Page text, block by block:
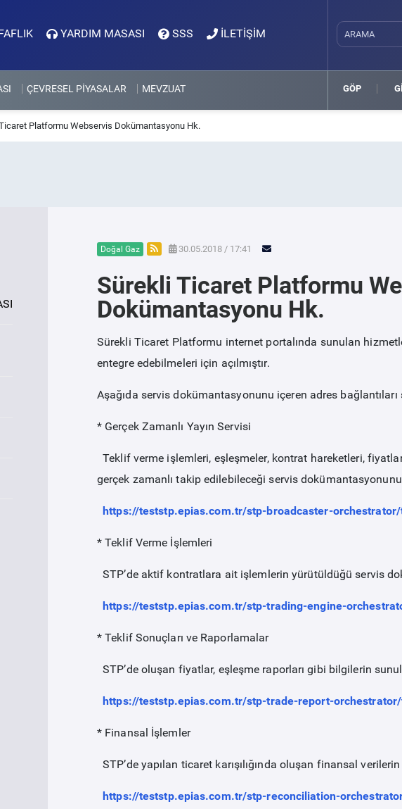
YARDIM MASASI SSS İLETİŞİM
ÇEVRESEL PİYASALAR MEVZUAT GÖP
Platformu Webservis Dokümantasyonu Hk.
Doğal Gaz 30.05.2018 / 17:41
Sürekli Ticaret Platformu
Dokümantasyonu Hk.
Sürekli Ticaret Platformu internet portalında sunulan
entegre edebilmeleri için açılmıştır.
Aşağıda servis dokümantasyonunu içeren adres bağlantıları
* Gerçek Zamanlı Yayın Servisi
Teklif verme işlemleri, eşleşmeler, kontrat hareketleri,
gerçek zamanlı takip edilebileceği servis
https://teststp.epias.com.tr/stp-broadcaster-
* Teklif Verme İşlemleri
STP’de aktif kontratlara ait işlemlerin yürütüldüğü servis
https://teststp.epias.com.tr/stp-trading-engine-
* Teklif Sonuçları ve Raporlamalar
STP’de oluşan fiyatlar, eşleşme raporları gibi bilgilerin
https://teststp.epias.com.tr/stp-trade-report-
* Finansal İşlemler
STP’de yapılan ticaret karışılığında oluşan finansal
https://teststp.epias.com.tr/stp-reconciliation-